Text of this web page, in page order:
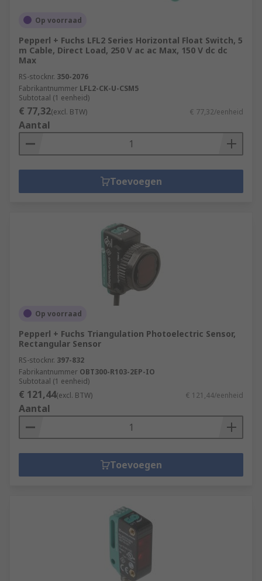
Op voorraad
Pepperl + Fuchs LFL2 Series Horizontal Float Switch, 5
m Cable, Direct Load, 250 V ac ac Max, 150 V dc dc
Max
RS-stocknr. 350-2076
Fabrikantnummer LFL2-CK-U-CSM5
Subtotaal (1 eenheid)
€ 77,32(excl. BTW) € 77,32/eenheid
Aantal
Toevoegen
Op voorraad
Pepperl + Fuchs Triangulation Photoelectric Sensor,
Rectangular Sensor
RS-stocknr. 397-832
Fabrikantnummer OBT300-R103-2EP-IO
Subtotaal (1 eenheid)
€ 121,44(excl. BTW) € 121,44/eenheid
Aantal
Toevoegen